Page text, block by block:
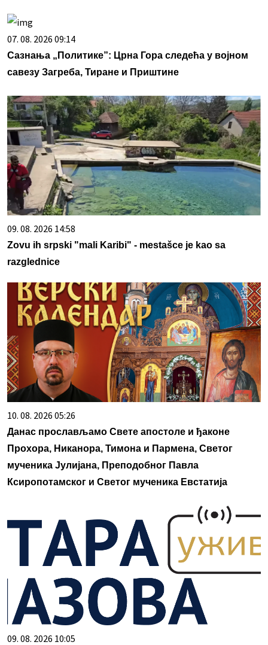
07. 08. 2026 09:14
Сазнања „Политике”: Црна Гора следећа у војном
савезу Загреба, Тиране и Приштине
09. 08. 2026 14:58
Zovu ih srpski "mali Karibi" - mestašce je kao sa
razglednice
10. 08. 2026 05:26
Данас прослављамо Свете апостоле и ђаконе
Прохора, Никанора, Тимона и Пармена, Светог
мученика Јулијана, Преподобног Павла
Ксиропотамског и Светог мученика Евстатија
09. 08. 2026 10:05